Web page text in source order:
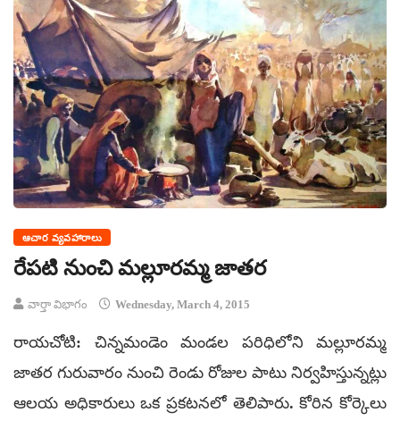
ఆచార వ్యవహారాలు
రేపటి నుంచి మల్లూరమ్మ జాతర
వార్తా విభాగం Wednesday, March 4, 2015
రాయచోటి: చిన్నమండెం మండల పరిధిలోని మల్లూరమ్మ
జాతర గురువారం నుంచి రెండు రోజుల పాటు నిర్వహిస్తున్నట్లు
ఆలయ అధికారులు ఒక ప్రకటనలో తెలిపారు. కోరిన కోర్కెలు